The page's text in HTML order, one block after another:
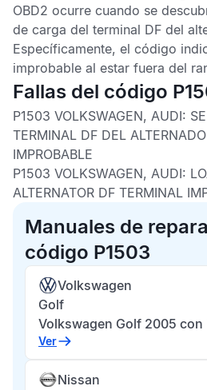
OBD2 ocurre cuando se
de carga del terminal DF del
Específicamente, el código
improbable al estar fuera del
Fallas del código
P1503 VOLKSWAGEN, AUDI:
TERMINAL DF DEL
IMPROBABLE
P1503 VOLKSWAGEN, AUDI:
ALTERNATOR DF TERMINAL
Manuales de
código P1503
Volkswagen
Golf
Volkswagen Golf 2005 con
Ver
Nissan